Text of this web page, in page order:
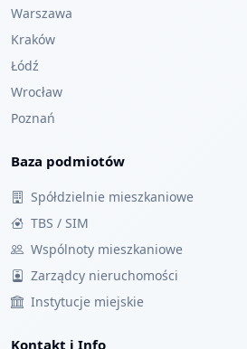
Warszawa
Kraków
Łódź
Wrocław
Poznań
Baza podmiotów
Spółdzielnie mieszkaniowe
TBS / SIM
Wspólnoty mieszkaniowe
Zarządcy nieruchomości
Instytucje miejskie
Kontakt i Info